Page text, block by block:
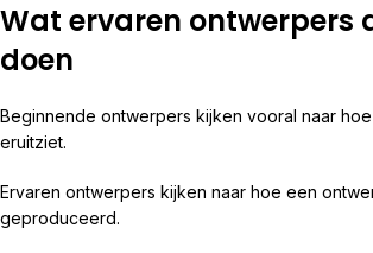
Wat ervaren ontwerpers
doen
Beginnende ontwerpers kijken vooral naar
eruitziet.
Ervaren ontwerpers kijken naar hoe een
geproduceerd.